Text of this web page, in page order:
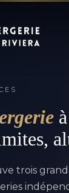
trois